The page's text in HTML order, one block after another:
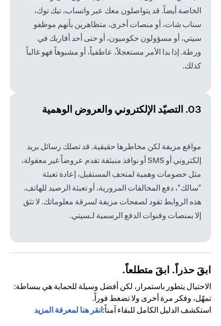
الخاصة أيضاً. قد يتواصلون معك عبر واتساب، تيك توك،
سناب شات، أو منصات أخرى، متظاهرين بأنهم موظفو
سيتي، أو مسؤولون حكوميون، أو حتى أحد أقاربك في
ورطة. إذا بدا الأمر مستعجلاً، عاطفياً، أو مشبوهاً فهو غالباً
كذلك.
03. التصيّد الإلكتروني والعروض الوهمية
مواقع مزيفة لكن مخاطرها حقيقية. قد تصلك رسائل بريد
إلكتروني أو SMS أو نوافذ منبثقة تقدم عروضاً غير معقولة،
مثل خصومات وهمية لمتحف المستقبل، إعادة تعبئة
"سالك"، دفع المخالفات المرورية، أو تعبئة الرصيد للهاتف.
هذه الروابط تقود لصفحات مزيفة لسرقة معلوماتك. لا تثق
إلا بمنصات وقنوات الدفع الرسمية لـسيتي.
ابقَ حذراً. ابقَ متطلعاً.
الاحتيال يتطور باستمرار، لكن أفضل وسيلة للحماية هي ببساطة:
تمهّل، وفكر مرة أخرى ولا تضغط فوراً.
استكشف الدليل الكامل للبقاء آمناً:انقر هنا لمعرفة المزيد